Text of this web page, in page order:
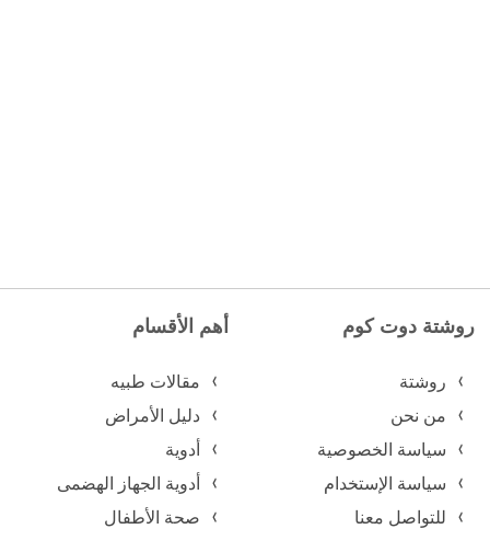
روشتة دوت كوم
روشتة
من نحن
سياسة الخصوصية
سياسة الإستخدام
للتواصل معنا
أهم الأقسام
مقالات طبيه
دليل الأمراض
أدوية
أدوية الجهاز الهضمى
صحة الأطفال